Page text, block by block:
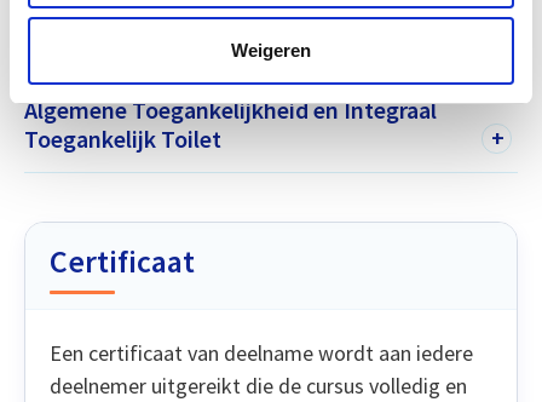
Weigeren
Algemene Toegankelijkheid en Integraal
Toegankelijk Toilet
+
Certificaat
Een certificaat van deelname wordt aan iedere
deelnemer uitgereikt die de cursus volledig en